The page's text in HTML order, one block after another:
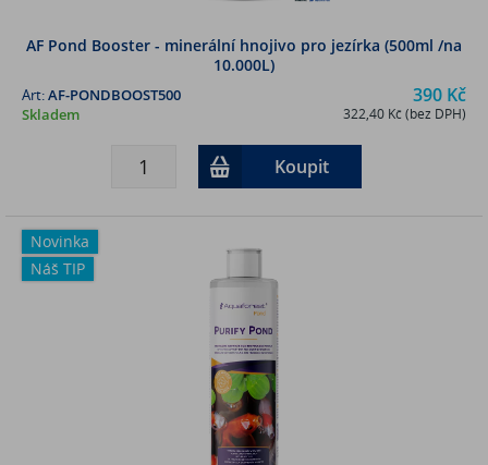
AF Pond Booster - minerální hnojivo pro jezírka (500ml /na
10.000L)
390 Kč
322,40 Kč (bez DPH)
Art:AF-PONDBOOST500
Skladem
Koupit
Novinka
Náš TIP